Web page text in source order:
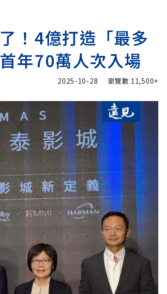
！4億打造「最多
年70萬人次入場
2025-10-28 瀏覽數 11,500+